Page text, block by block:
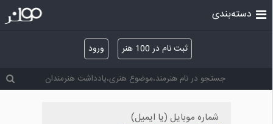
ثبت نام در 100 هنر ورود
دسته‌بندی
شماره موبایل (یا ایمیل)